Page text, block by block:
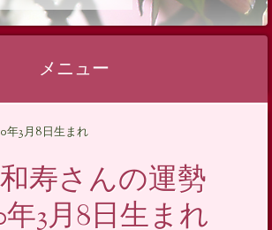
メニュー
年3月8日生まれ
寿さんの運勢
年3月8日生まれ